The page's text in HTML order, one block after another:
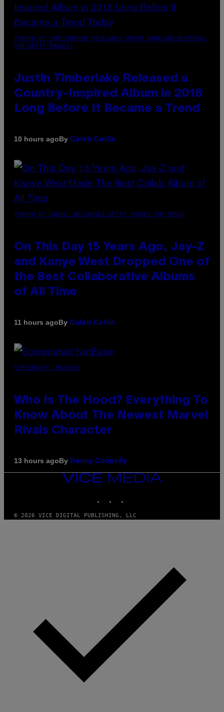
(PHOTO BY CHRISTOPHER POLK/NBCU PHOTO BANK/NBCUNIVERSAL
VIA GETTY IMAGES)
Justin Timberlake Released a
Country-Inspired Album in 2018
Long Before It Became a Trend
10 hours agoBy Caleb Catlin
(PHOTO BY DANIEL BOCZARSKI/GETTY IMAGES FOR VEVO)
On This Day 15 Years Ago, Jay-Z
and Kanye West Dropped One of
the Best Collaborative Albums
of All Time
11 hours agoBy Caleb Catlin
SCREENSHOT: NETEASE
Who Is The Hood? Everything To
Know About The Newest Marvel
Rivals Character
13 hours agoBy Denny Connolly
VICE
MEDIA
© 2026 VICE DIGITAL PUBLISHING, LLC